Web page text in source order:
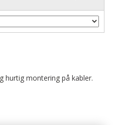
hurtig montering på kabler.